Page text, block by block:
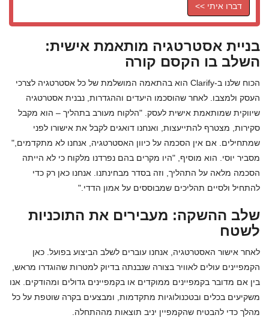
דברו איתי >>
בניית אסטרטגיה מותאמת אישית:
השלב בו הקסם קורה
הכוח שלנו ב-Clarify הוא בהתאמה המושלמת של כל אסטרטגיה לצרכי
העסק ולמצבו. לאחר שהוסכמו היעדים וההגדרות, נבנית אסטרטגיה
שיווקית שמותאמת אישית לעסק. "הלקוח מעורב בתהליך – הוא מקבל
סקירות, מצטרף להתייעצות, ואנחנו דואגים לקבל את אישורו לפני
שמתחילים. אם אין הסכמה על כיוון האסטרטגיה, אנחנו לא מתקדמים,"
מסביר יוסי. הוא מוסיף, "היו מקרים בהם נפרדנו מלקוח כי לא הייתה
הסכמה מלאה על התהליך, וזה בסדר מבחינתנו. אנחנו כאן רק כדי
להתחיל ולסיים תהליכים שמבוססים על אמון הדדי."
שלב ההשקה: מעבירים את התוכניות
לשטח
לאחר אישור האסטרטגיה, אנחנו עוברים לשלב הביצוע בפועל. כאן
הקמפיינים עולים לאוויר בצורה שנבנתה בדיוק למטרות שהוגדרו מראש,
בין אם מדובר בקמפיינים ממוקדים או בקמפיינים גדולים ומהודקים. אנו
משקיעים בכלים ובטכנולוגיות מתקדמות, ומבצעים בקרה שוטפת על כל
מהלך כדי להבטיח שהקמפיין יניב תוצאות מההתחלה.